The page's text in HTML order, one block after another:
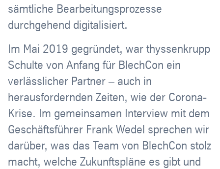
sämtliche Bearbeitungsprozesse
durchgehend digitalisiert.
Im Mai 2019 gegründet, war thyssenkrupp
Schulte von Anfang für BlechCon ein
verlässlicher Partner – auch in
herausfordernden Zeiten, wie der Corona-
Krise. Im gemeinsamen Interview mit dem
Geschäftsführer Frank Wedel sprechen wir
darüber, was das Team von BlechCon stolz
macht, welche Zukunftspläne es gibt und